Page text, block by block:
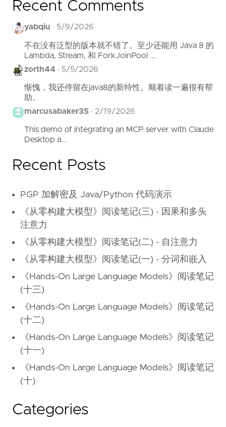
Recent Comments
yabqiu · 5/9/2026
不在没有泛型的版本就不错了。至少还能用 Java 8 的
Lambda, Stream, 和 ForkJoinPool ...
zorth44 · 5/5/2026
惭愧，我还停留在java8的新特性。顺着读一遍很有帮
助。
marcusabaker35 · 2/19/2026
This demo of integrating an MCP server with Claude
Desktop a...
Recent Posts
PGP 加解密及 Java/Python 代码演示
《从零构建大模型》阅读笔记(三) - 因果和多头
注意力
《从零构建大模型》阅读笔记(二) - 自注意力
《从零构建大模型》阅读笔记(一) - 分词和嵌入
《Hands-On Large Language Models》阅读笔记
(十三)
《Hands-On Large Language Models》阅读笔记
(十二)
《Hands-On Large Language Models》阅读笔记
(十一)
《Hands-On Large Language Models》阅读笔记
(十)
Categories